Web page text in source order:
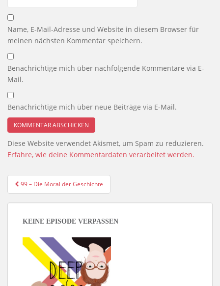
Name, E-Mail-Adresse und Website in diesem Browser für
meinen nächsten Kommentar speichern.
Benachrichtige mich über nachfolgende Kommentare via E-
Mail.
Benachrichtige mich über neue Beiträge via E-Mail.
Diese Website verwendet Akismet, um Spam zu reduzieren.
Erfahre, wie deine Kommentardaten verarbeitet werden.
Beitragsnavigation
99 – Die Moral der Geschichte
KEINE EPISODE VERPASSEN